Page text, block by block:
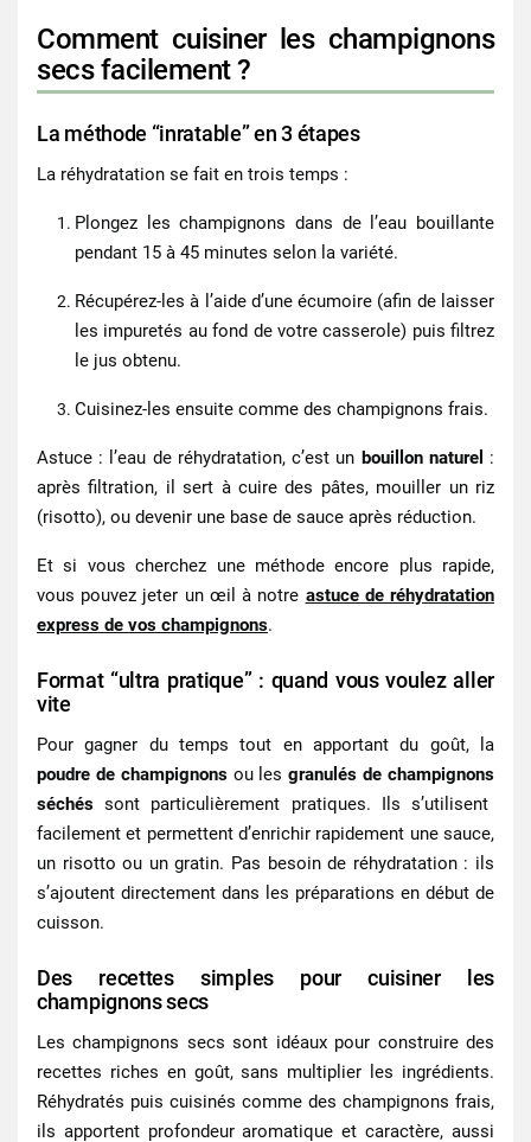
Comment cuisiner les champignons
secs facilement ?
La méthode “inratable” en 3 étapes
La réhydratation se fait en trois temps :
Plongez les champignons dans de l’eau bouillante
pendant 15 à 45 minutes selon la variété.
Récupérez-les à l’aide d’une écumoire (afin de laisser
les impuretés au fond de votre casserole) puis filtrez
le jus obtenu.
Cuisinez-les ensuite comme des champignons frais.
Astuce : l’eau de réhydratation, c’est un bouillon naturel :
après filtration, il sert à cuire des pâtes, mouiller un riz
(risotto), ou devenir une base de sauce après réduction.
Et si vous cherchez une méthode encore plus rapide,
vous pouvez jeter un œil à notre astuce de réhydratation
express de vos champignons.
Format “ultra pratique” : quand vous voulez aller
vite
Pour gagner du temps tout en apportant du goût, la
poudre de champignons ou lesgranulés de champignons
séchés sont particulièrement pratiques. Ils s’utilisent
facilement et permettent d’enrichir rapidement une sauce,
un risotto ou un gratin. Pas besoin de réhydratation : ils
s’ajoutent directement dans les préparations en début de
cuisson.
Des recettes simples pour cuisiner les
champignons secs
Les champignons secs sont idéaux pour construire des
recettes riches en goût, sans multiplier les ingrédients.
Réhydratés puis cuisinés comme des champignons frais,
ils apportent profondeur aromatique et caractère, aussi